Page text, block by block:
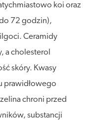
koi oraz
72 godzin),
Ceramidy
a cholesterol
skóry. Kwasy
prawidłowego
chroni przed
substancji